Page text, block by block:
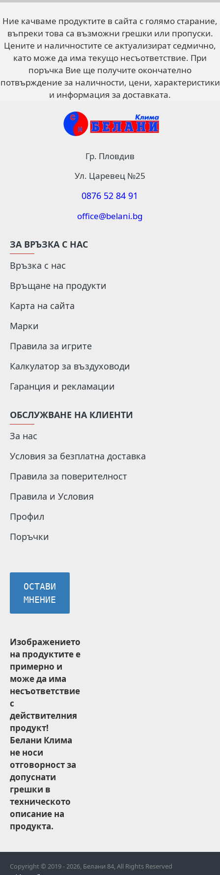
Ние качваме продуктите в сайта с голямо старание,
въпреки това са възможни грешки или пропуски.
Цените и наличностите се актуализират седмично,
като може да има текущо несъответствие. При
поръчка Вие ще получите окончателно
потвърждение за наличности, цени, характеристики
и информация за доставката.
Гр. Пловдив
Ул. Царевец №25
0876 52 84 91
office@belani.bg
ЗА ВРЪЗКА С НАС
Връзка с нас
Връщане на продукти
Карта на сайта
Марки
Правила за игрите
Калкулатор за въздуховоди
Гаранция и рекламации
ОБСЛУЖВАНЕ НА КЛИЕНТИ
За нас
Условия за безплатна доставка
Правила за поверителност
Правила и Условия
Профил
Поръчки
ОСТАВИ
МНЕНИЕ
Изображението
на продуктите е
примерно и
може да има
несъответствие
с
действителния
продукт!
Белани Клима
не носи
отговорност за
допуснати
грешки в
техническото
описание на
продукта.
Copyright © 2019 - 2026, Белани 84, All Rights Reserved